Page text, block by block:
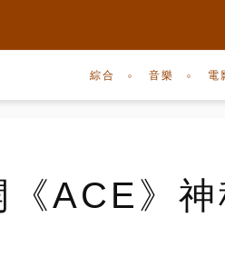
綜合 音樂 電
ACE》神